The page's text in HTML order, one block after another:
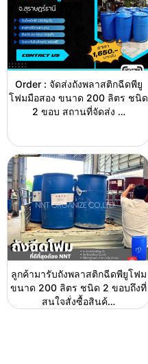
Order : จัดส่งถังพลาสติกฉีดพียู
โฟมมือสอง ขนาด 200 ลิตร ชนิด
2 ขอบ สถานที่จัดส่ง …
ลูกค้ามารับถังพลาสติกฉีดพียูโฟม
ขนาด 200 ลิตร ชนิด 2 ขอบถึงที่
สนใจสั่งซื้อสินค้…